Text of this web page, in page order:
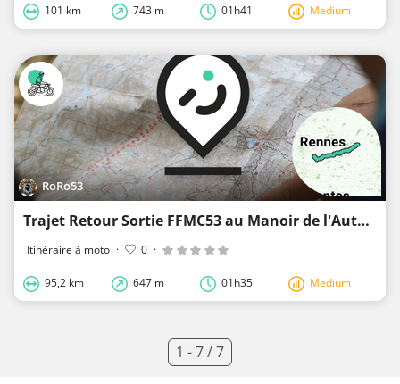
101 km 743 m 01h41 Medium
RoRo53
Trajet Retour Sortie FFMC53 au Manoir de l'Automobile de LOHEAC (35)
Itinéraire à moto · 0 ·
95,2 km 647 m 01h35 Medium
1 - 7 / 7